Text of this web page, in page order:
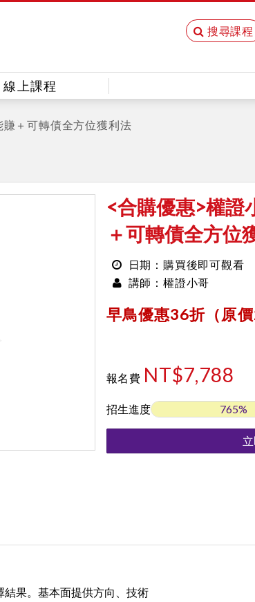
搜尋課程
線上課程
＋可轉債全方位獲利法
<合購優惠>權證
＋可轉債全方位
日期：購買後即可觀看
講師：權證小哥
早鳥優惠36折（原
報名費 NT$7,788
招生進度 765%
果。基本面提供方向、技術